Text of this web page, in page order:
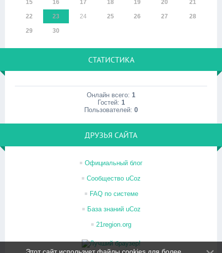
15 16 17 18 19 20 21
22 23 24 25 26 27 28
29 30
СТАТИСТИКА
Онлайн всего: 1
Гостей: 1
Пользователей: 0
ДРУЗЬЯ САЙТА
Официальный блог
Сообщество uCoz
FAQ по системе
База знаний uCoz
21region.org